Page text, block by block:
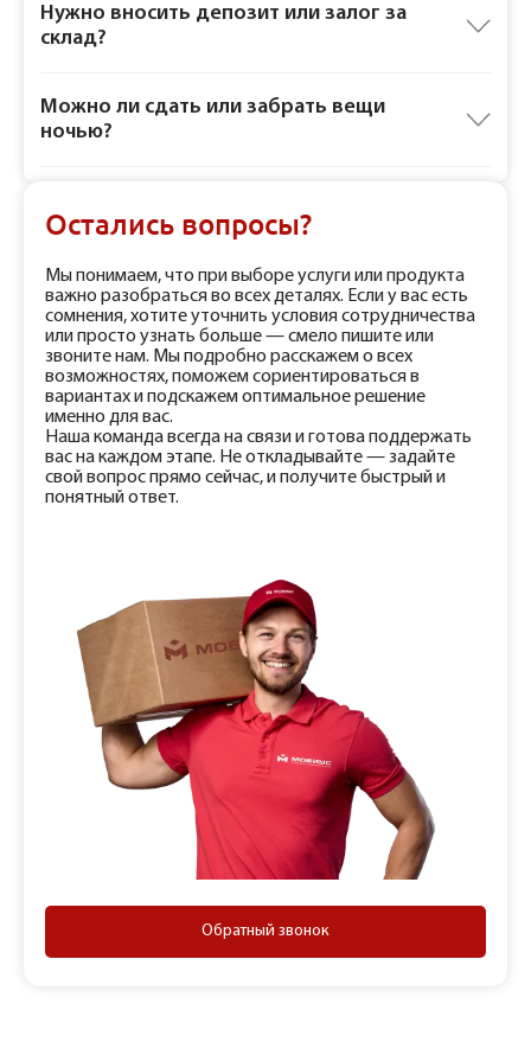
Нужно вносить депозит или залог за
склад?
Можно ли сдать или забрать вещи
ночью?
Остались вопросы?
Мы понимаем, что при выборе услуги или продукта
важно разобраться во всех деталях. Если у вас есть
сомнения, хотите уточнить условия сотрудничества
или просто узнать больше — смело пишите или
звоните нам. Мы подробно расскажем о всех
возможностях, поможем сориентироваться в
вариантах и подскажем оптимальное решение
именно для вас.
Наша команда всегда на связи и готова поддержать
вас на каждом этапе. Не откладывайте — задайте
свой вопрос прямо сейчас, и получите быстрый и
понятный ответ.
Обратный звонок